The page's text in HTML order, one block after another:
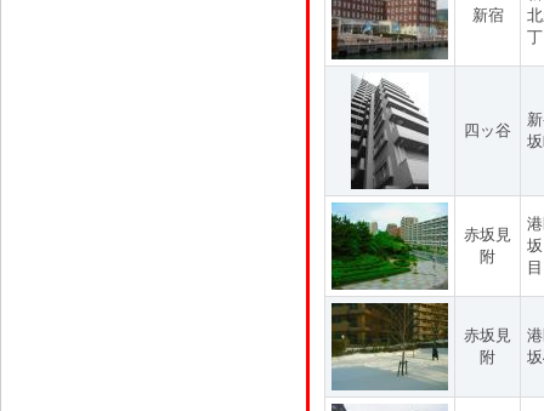
新宿
四ッ谷
赤坂見
附
目
赤坂見
附